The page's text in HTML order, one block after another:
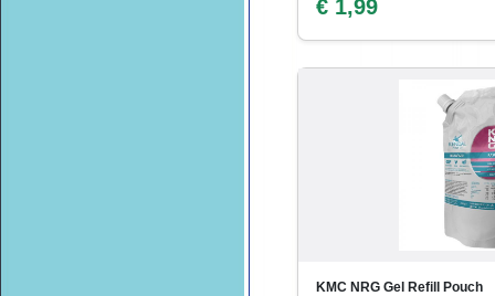
€ 1,99
KMC NRG Gel Refill Pouch